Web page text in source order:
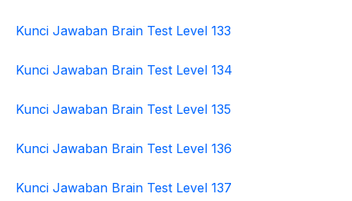
Kunci Jawaban Brain Test Level 133
Kunci Jawaban Brain Test Level 134
Kunci Jawaban Brain Test Level 135
Kunci Jawaban Brain Test Level 136
Kunci Jawaban Brain Test Level 137